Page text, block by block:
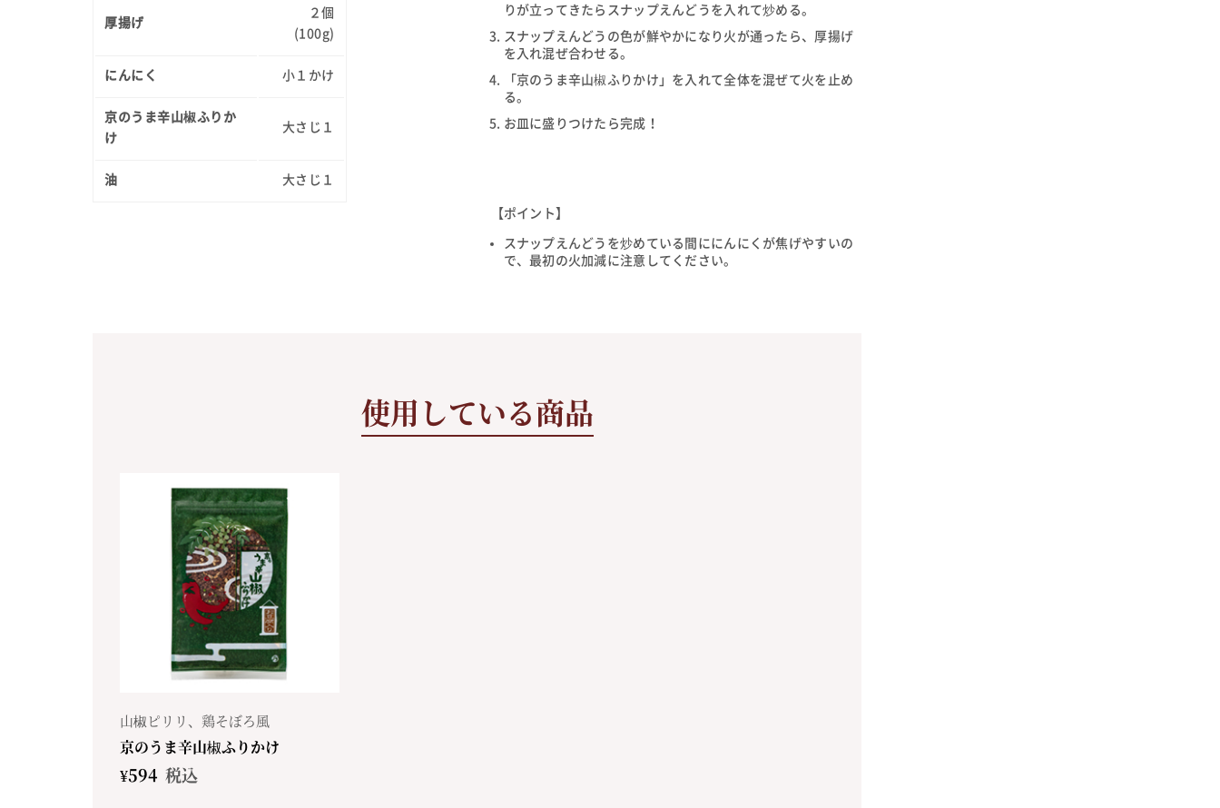
厚揚げ
２個
(100g)
にんにく 小１かけ
京のうま辛山椒ふりか
け
大さじ１
油 大さじ１
りが立ってきたらスナップえんどうを入れて炒める。
スナップえんどうの色が鮮やかになり火が通ったら、厚揚げ
を入れ混ぜ合わせる。
「京のうま辛山椒ふりかけ」を入れて全体を混ぜて火を止め
る。
お皿に盛りつけたら完成！
【ポイント】
スナップえんどうを炒めている間ににんにくが焦げやすいの
で、最初の火加減に注意してください。
使用している商品
山椒ピリリ、鶏そぼろ風
京のうま辛山椒ふりかけ
¥594 税込